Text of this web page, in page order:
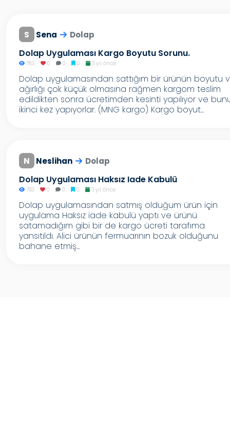
S Sena Dolap
Dolap Uygulaması Kargo Boyutu Sorunu.
783 0 0 0 3 yıl önce
Dolap uygulamasından sattığım bir ürünün boyutu
ağırlığı çok küçük olmasına rağmen kargom teslim
edildikten sonra ücretimden kesinti yapılıyor ve
ikinci kez yapıyorlar. (MNG kargo) Kargo boyut...
N Neslihan Dolap
Dolap Uygulaması Haksız Iade Kabulü
793 0 0 0 3 yıl önce
Dolap uygulamasından satmış olduğum ürün için
uygulama Haksız iade kabulü yaptı ve ürünü
satamadığım gibi bir de kargo ücreti tarafıma
yansıtıldı. Alici ürünün fermuarının bozuk olduğunu
bahane etmiş...